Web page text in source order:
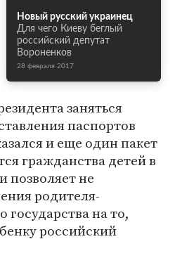
Новый русский украинец
Для чего Киеву беглый
российский депутат
Вороненков
28 февраля 2017
заняться
паспортов
и еще один пакет
гражданства детей в
позволяет не
родителя-
государства на то,
российский